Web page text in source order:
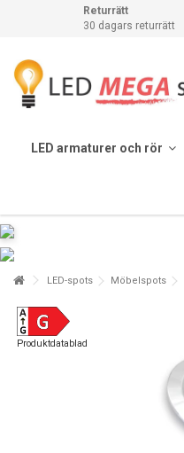
Returrätt
30 dagars returrätt
LED armaturer och rör
LED-spots Möbelspots
Produktdatablad